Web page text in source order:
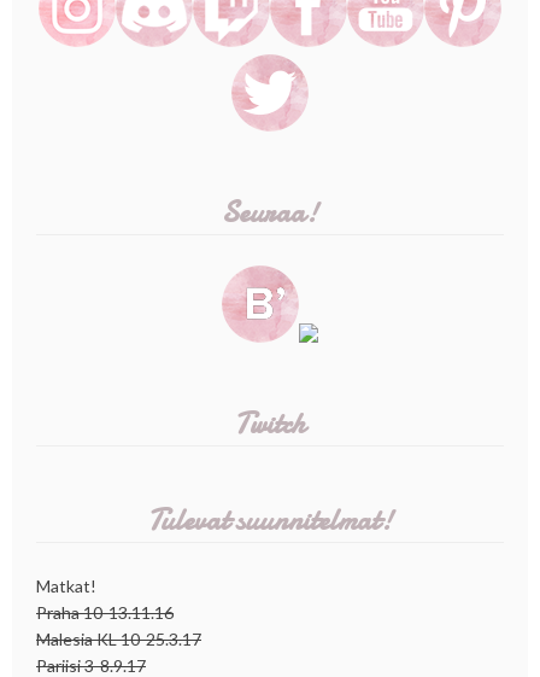
Seuraa!
Twitch
Tulevat suunnitelmat!
Matkat!
Praha 10-13.11.16
Malesia KL 10-25.3.17
Pariisi 3-8.9.17